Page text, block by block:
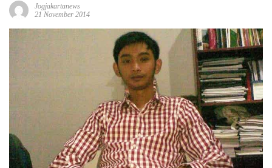
Jogjakartanews
21 November 2014